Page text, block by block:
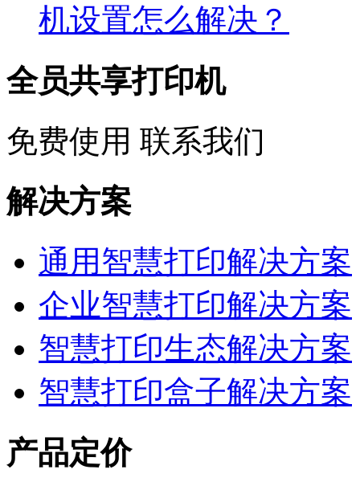
机设置怎么解决？
全员共享打印机
免费使用 联系我们
解决方案
通用智慧打印解决方案
企业智慧打印解决方案
智慧打印生态解决方案
智慧打印盒子解决方案
产品定价